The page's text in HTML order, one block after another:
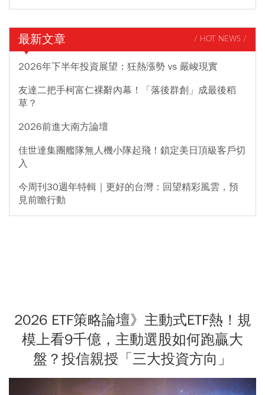
最新文章 / HOT NEWS /
2026年下半年投資展望：狂熱漲勢 vs 嚴峻現實
友達二把手柯富仁裸辭內幕！「落後群創」成最後稻
草？
2026前進大南方論壇
佳世達集團艦隊無人機小隊起飛！鎖定美日頂級客戶切
入
今周刊30週年特輯｜更好的台灣：回望精彩風雲，預
見前瞻行動
2026 ETF策略論壇》主動式ETF熱！規
模上看9千億，主動選股如何跑贏大
盤？投信親授「三大投資方向」